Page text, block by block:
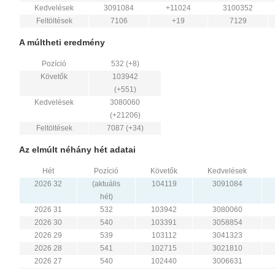
Kedvelések
3091084 +11024
3100352
Feltöltések
7106 +19 7129
A múltheti eredmény
Pozíció
532 (+8)
Követők
103942
(+551)
Kedvelések
3080060
(+21206)
Feltöltések
7087 (+34)
Az elmúlt néhány hét adatai
Hét Pozíció Követők
Kedvelések
2026 32
(aktuális
hét)
104119 3091084
2026 31 532 103942
3080060
2026 30
540 103391
3058854
2026 29
539 103112
3041323
2026 28
541 102715
3021810
2026 27
540 102440
3006631